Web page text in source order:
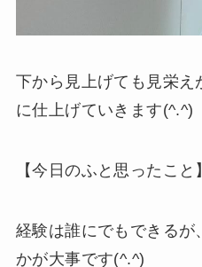
下から見上げても見栄
に仕上げていきます(^.^)
【今日のふと思ったこと】
経験は誰にでもできるが
かが大事です(^.^)